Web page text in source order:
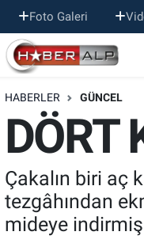
Foto Galeri
HABERLER GÜNCEL
DÖRT
Çakalın biri aç
tezgâhından
mideye
Eczaneler
Puan Durumu ve